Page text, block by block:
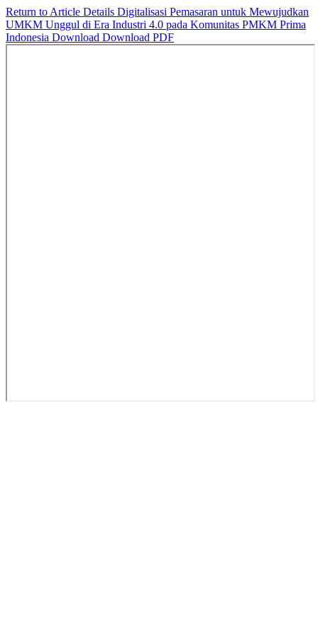
Return to Article Details Digitalisasi Pemasaran untuk Mewujudkan
UMKM Unggul di Era Industri 4.0 pada Komunitas PMKM Prima
Indonesia Download Download PDF